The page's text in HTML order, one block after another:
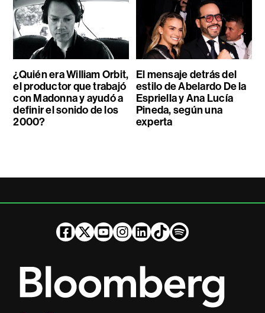
¿Quién era William Orbit,
el productor que trabajó
con Madonna y ayudó a
definir el sonido de los
2000?
El mensaje detrás del
estilo de Abelardo De la
Espriella y Ana Lucía
Pineda, según una
experta